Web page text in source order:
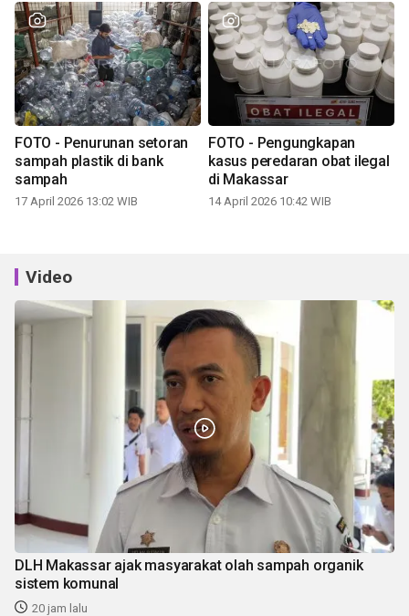
FOTO - Penurunan setoran
sampah plastik di bank
sampah
17 April 2026 13:02 WIB
FOTO - Pengungkapan
kasus peredaran obat ilegal
di Makassar
14 April 2026 10:42 WIB
Video
DLH Makassar ajak masyarakat olah sampah organik
sistem komunal
20 jam lalu